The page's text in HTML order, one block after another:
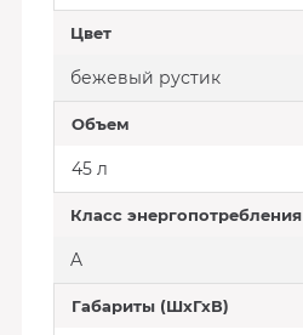
Цвет
бежевый рустик
Объем
45 л
Класс энергопотребления
A
Габариты (ШхГхВ)